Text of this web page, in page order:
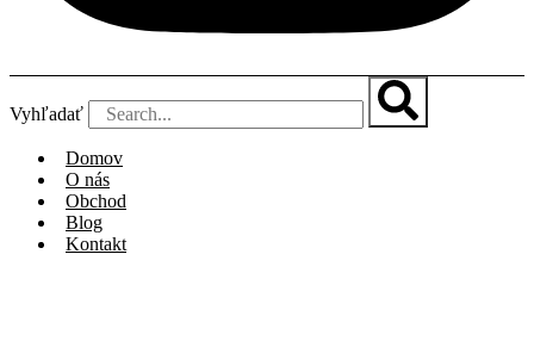
Vyhľadať
Domov
O nás
Obchod
Blog
Kontakt